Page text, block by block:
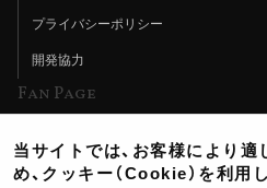
プライバシーポリシー
開発協力
Fan Page
ヨシムラTV
当サイトでは、お客様により
め、クッキー（Cookie）を利用